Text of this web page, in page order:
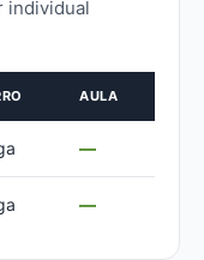
individual
AULA
—
—